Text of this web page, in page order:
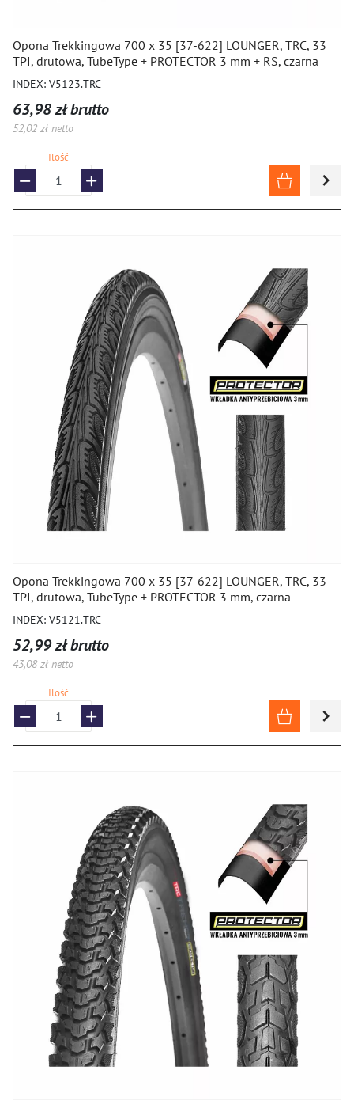
Opona Trekkingowa 700 x 35 [37-622] LOUNGER, TRC, 33
TPI, drutowa, TubeType + PROTECTOR 3 mm + RS, czarna
INDEX: V5123.TRC
63,98 zł brutto
52,02 zł netto
Ilość
Opona Trekkingowa 700 x 35 [37-622] LOUNGER, TRC, 33
TPI, drutowa, TubeType + PROTECTOR 3 mm, czarna
INDEX: V5121.TRC
52,99 zł brutto
43,08 zł netto
Ilość